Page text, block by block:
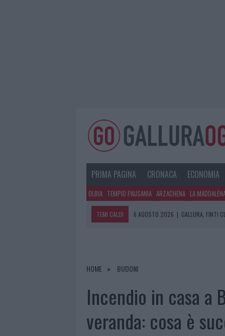
PRIMA PAGINA CRONACA ECONOMIA
OLBIA TEMPIO PAUSANIA ARZACHENA LA
TEMI CALDI 6 AGOSTO 2026 | GALLURA, FINTI
6 AGOSTO 2026
HOME BUDONI
Incendio in casa a
veranda: cosa è